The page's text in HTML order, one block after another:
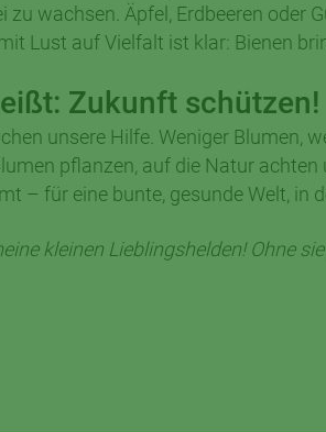
zu wachsen. Äpfel, Erdbeeren oder
Lust auf Vielfalt ist klar: Bienen
Zukunft schützen!
unsere Hilfe. Weniger Blumen,
pflanzen, auf die Natur
– für eine bunte, gesunde Welt, in
kleinen Lieblingshelden! Ohne